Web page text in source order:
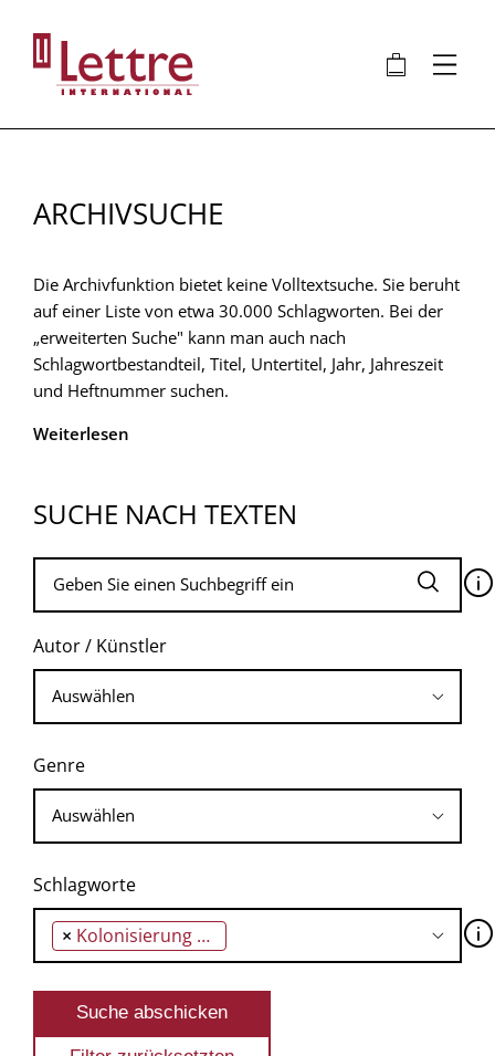
Inhalt
🛍 ⋮
ARCHIVSUCHE
Die Archivfunktion bietet keine Volltextsuche. Sie beruht
auf einer Liste von etwa 30.000 Schlagworten. Bei der
„erweiterten Suche" kann man auch nach
Schlagwortbestandteil, Titel, Untertitel, Jahr, Jahreszeit
und Heftnummer suchen.
Weiterlesen
SUCHE NACH TEXTEN
🛈
Autor / Künstler
Genre
Schlagworte
× Kolonisierung der indischen Auffassung des Selbst 🛈